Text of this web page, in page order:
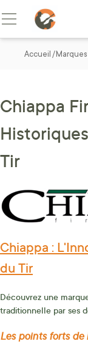
Allez au contenu
Basculer la navigation
Accueil Marques
Chiappa
Tir
Chiappa :
du Tir
Découvrez une
traditionnelle par ses
Les points forts de